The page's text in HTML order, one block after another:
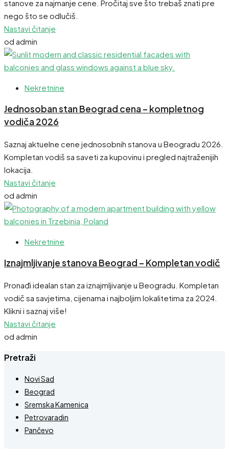
stanove za najmanje cene. Pročitaj sve što trebaš znati pre
nego što se odlučiš.
Nastavi čitanje
od admin
Nekretnine
Jednosoban stan Beograd cena – kompletnog
vodiča 2026
Saznaj aktuelne cene jednosobnih stanova u Beogradu 2026.
Kompletan vodiš sa saveti za kupovinu i pregled najtraženijih
lokacija.
Nastavi čitanje
od admin
Nekretnine
Iznajmljivanje stanova Beograd – Kompletan vodič
Pronađi idealan stan za iznajmljivanje u Beogradu. Kompletan
vodič sa savjetima, cijenama i najboljim lokalitetima za 2024.
Klikni i saznaj više!
Nastavi čitanje
od admin
Pretraži
Novi Sad
Beograd
Sremska Kamenica
Petrovaradin
Pančevo